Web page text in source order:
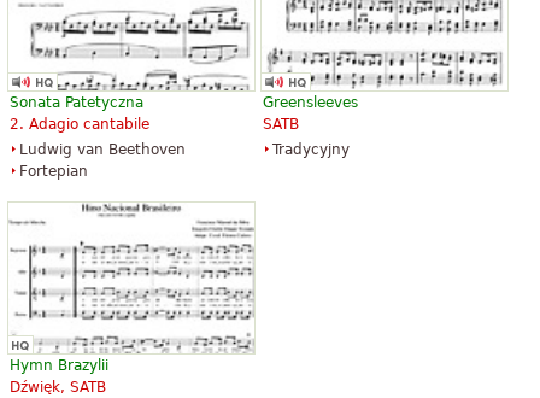
Sonata Patetyczna
2. Adagio cantabile
Ludwig van Beethoven
Fortepian
Greensleeves
SATB
Tradycyjny
Hymn Brazylii
Dźwięk, SATB